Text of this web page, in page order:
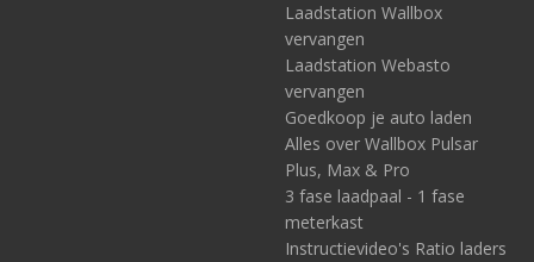
Laadstation Wallbox
vervangen
Laadstation Webasto
vervangen
Goedkoop je auto laden
Alles over Wallbox Pulsar
Plus, Max & Pro
3 fase laadpaal - 1 fase
meterkast
Instructievideo's Ratio laders